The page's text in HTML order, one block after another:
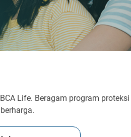
Life. Beragam program